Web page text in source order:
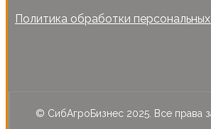
Политика обработки
© СибАгроБизнес 2025. Все права